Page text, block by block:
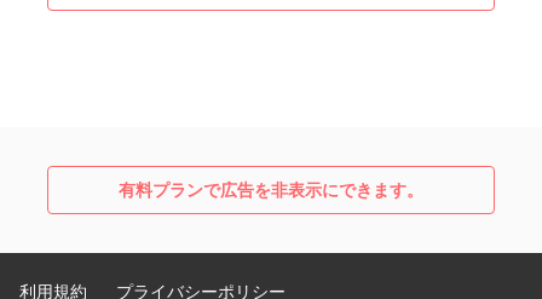
有料プランで広告を非表示にできます。
利用規約 プライバシーポリシー